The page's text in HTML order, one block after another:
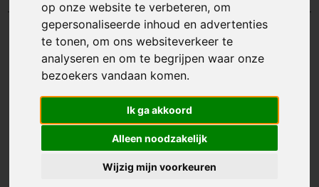
op onze website te verbeteren, om
gepersonaliseerde inhoud en advertenties
te tonen, om ons websiteverkeer te
analyseren en om te begrijpen waar onze
bezoekers vandaan komen.
Ik ga akkoord
Alleen noodzakelijk
Wijzig mijn voorkeuren